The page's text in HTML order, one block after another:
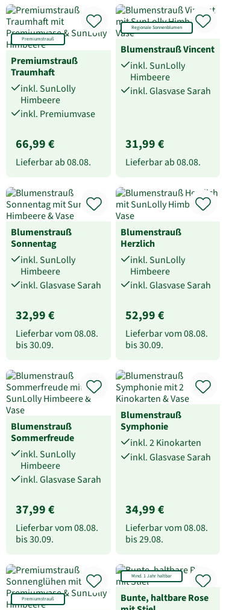
Premiumstrauß
Premiumstrauß
Traumhaft
inkl. SunLolly
Himbeere
inkl. Premiumvase
66,99 €
Lieferbar ab08.08.
Regionale Sonnenblumen
Blumenstrauß Vincent
inkl. SunLolly
Himbeere
inkl. Glasvase Sarah
31,99 €
Lieferbar ab08.08.
Blumenstrauß
Sonnentag
inkl. SunLolly
Himbeere
inkl. Glasvase Sarah
32,99 €
Lieferbar vom08.08.
bis30.09.
Blumenstrauß
Herzlich
inkl. SunLolly
Himbeere
inkl. Glasvase Sarah
52,99 €
Lieferbar vom08.08.
bis30.09.
Blumenstrauß
Sommerfreude
inkl. SunLolly
Himbeere
inkl. Glasvase Sarah
37,99 €
Lieferbar vom08.08.
bis30.09.
Blumenstrauß
Symphonie
inkl. 2 Kinokarten
inkl. Glasvase Sarah
34,99 €
Lieferbar vom08.08.
bis29.08.
Premiumstrauß
Mind. 1 Jahr haltbar
Bunte, haltbare Rose